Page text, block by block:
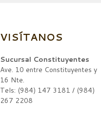
VISÍTANOS
Sucursal Constituyentes
Ave. 10 entre Constituyentes y
16 Nte.
Tels: (984) 147 3181 / (984)
267 2208